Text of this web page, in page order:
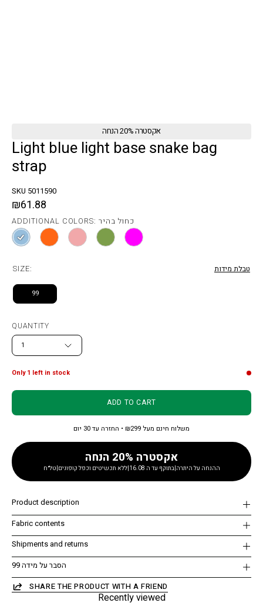
אקסטרה 20% הנחה
Light blue light base snake bag
strap
SKU 5011590
₪61.88
ADDITIONAL COLORS: כחול בהיר
SIZE: טבלת מידות
99
QUANTITY
1
Only1 left in stock
ADD TO CART
משלוח חינם מעל ₪299 • החזרה עד 30 יום
אקסטרה 20% הנחה
ההנחה על היתרה|בתוקף עד ה 16.08|ללא תכשיטים וכפל קופונים|טל״ח
Product description
Fabric contents
Shipments and returns
הסבר על מידה 99
SHARE THE PRODUCT WITH A FRIEND
Recently viewed